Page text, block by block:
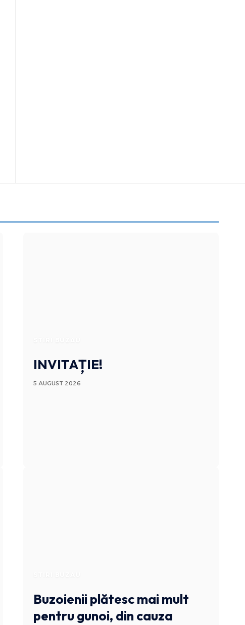
INVITAȚIE!
5 AUGUST 2026
Buzoienii plătesc mai mult
pentru gunoi, din cauza